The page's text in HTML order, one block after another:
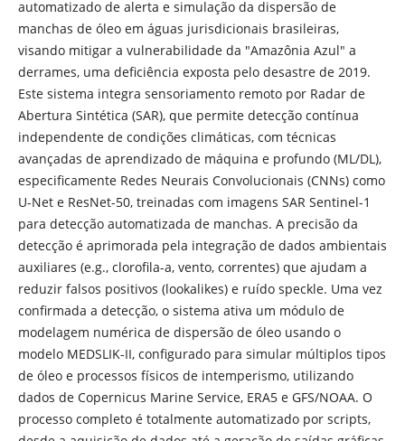
automatizado de alerta e simulação da dispersão de
manchas de óleo em águas jurisdicionais brasileiras,
visando mitigar a vulnerabilidade da "Amazônia Azul" a
derrames, uma deficiência exposta pelo desastre de 2019.
Este sistema integra sensoriamento remoto por Radar de
Abertura Sintética (SAR), que permite detecção contínua
independente de condições climáticas, com técnicas
avançadas de aprendizado de máquina e profundo (ML/DL),
especificamente Redes Neurais Convolucionais (CNNs) como
U-Net e ResNet-50, treinadas com imagens SAR Sentinel-1
para detecção automatizada de manchas. A precisão da
detecção é aprimorada pela integração de dados ambientais
auxiliares (e.g., clorofila-a, vento, correntes) que ajudam a
reduzir falsos positivos (lookalikes) e ruído speckle. Uma vez
confirmada a detecção, o sistema ativa um módulo de
modelagem numérica de dispersão de óleo usando o
modelo MEDSLIK-II, configurado para simular múltiplos tipos
de óleo e processos físicos de intemperismo, utilizando
dados de Copernicus Marine Service, ERA5 e GFS/NOAA. O
processo completo é totalmente automatizado por scripts,